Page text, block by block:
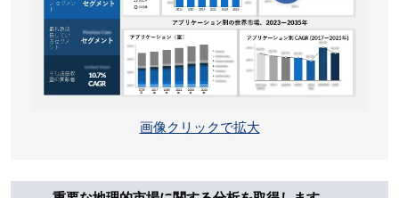
画像クリックで拡大